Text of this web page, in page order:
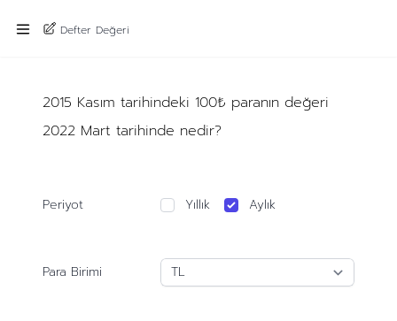
Defter Değeri
2015 Kasım tarihindeki 100₺ paranın değeri
2022 Mart tarihinde nedir?
Periyot Yıllık Aylık
Para Birimi